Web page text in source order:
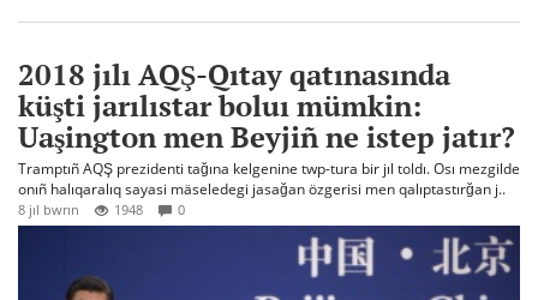
2018 jılı AQŞ-Qıtay qatınasında
küşti jarılıstar boluı mümkin:
Uaşington men Beyjiñ ne istep jatır?
Tramptıñ AQŞ prezidenti tağına kelgenine twp-tura bir jıl toldı. Osı mezgilde
onıñ halıqaralıq sayasi mäseledegi jasağan özgerisi men qalıptastırğan j..
8 jıl bwrın 1948 0